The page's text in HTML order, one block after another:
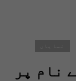
نام پر